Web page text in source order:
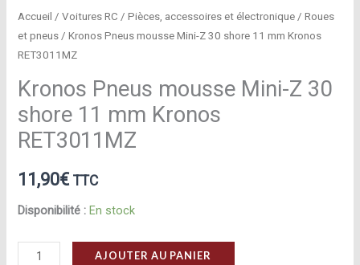
Accueil /Voitures RC /Pièces, accessoires et électronique /Roues
et pneus / Kronos Pneus mousse Mini-Z 30 shore 11 mm Kronos
RET3011MZ
Kronos Pneus mousse Mini-Z 30
shore 11 mm Kronos
RET3011MZ
11,90€ TTC
Disponibilité : En stock
quantité
AJOUTER AU PANIER